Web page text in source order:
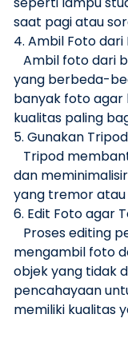
saat pagi atau
4. Ambil Foto
Ambil foto dari
yang berbeda-
banyak foto agar
kualitas paling
5. Gunakan Tripod
Tripod
dan
yang tremor
6. Edit Foto agar
Proses editing
mengambil foto
objek yang tidak
pencahayaan
memiliki kualitas